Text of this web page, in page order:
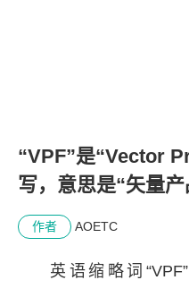
“VPF”是“Vector
写，意思是“矢量
作者 AOETC
英语缩略词